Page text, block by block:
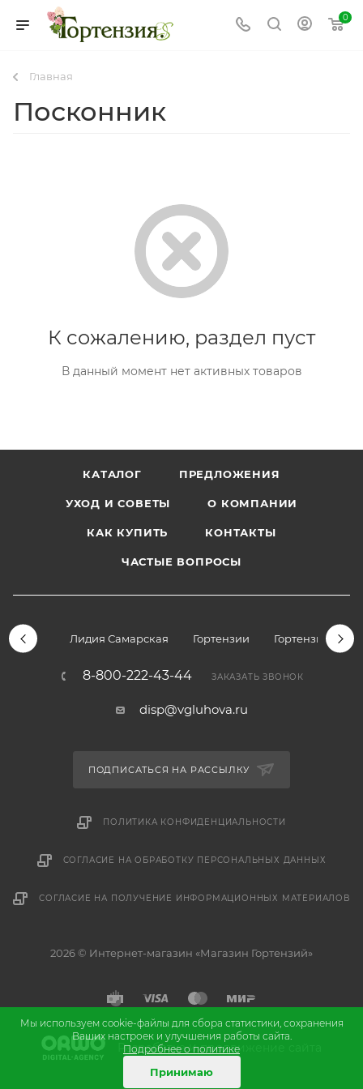
0
Главная
Посконник
К сожалению, раздел пуст
В данный момент нет активных товаров
КАТАЛОГ ПРЕДЛОЖЕНИЯ
УХОД И СОВЕТЫ О КОМПАНИИ
КАК КУПИТЬ КОНТАКТЫ
ЧАСТЫЕ ВОПРОСЫ
Лидия Самарская Гортензии Гортензии
8-800-222-43-44 ЗАКАЗАТЬ ЗВОНОК
disp@vgluhova.ru
ПОДПИСАТЬСЯ НА РАССЫЛКУ
ПОЛИТИКА КОНФИДЕНЦИАЛЬНОСТИ
СОГЛАСИЕ НА ОБРАБОТКУ ПЕРСОНАЛЬНЫХ ДАННЫХ
СОГЛАСИЕ НА ПОЛУЧЕНИЕ ИНФОРМАЦИОННЫХ МАТЕРИАЛОВ
2026 © Интернет-магазин «Магазин Гортензий»
Разработкаипродвижение сайта
Мы используем cookie-файлы для сбора статистики, сохранения
Ваших настроек и улучшения работы сайта.
Подробнее о политике
Принимаю